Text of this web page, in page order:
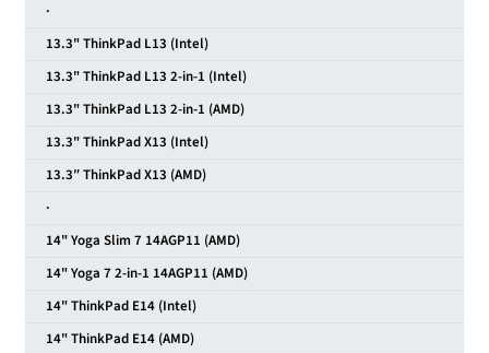
·
13.3" ThinkPad L13 (Intel)
13.3" ThinkPad L13 2-in-1 (Intel)
13.3" ThinkPad L13 2-in-1 (AMD)
13.3" ThinkPad X13 (Intel)
13.3″ ThinkPad X13 (AMD)
·
14" Yoga Slim 7 14AGP11 (AMD)
14" Yoga 7 2-in-1 14AGP11 (AMD)
14" ThinkPad E14 (Intel)
14" ThinkPad E14 (AMD)